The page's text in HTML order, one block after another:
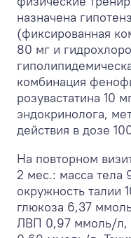
назначена
(фиксированная
80 мг и
комбинация
розувастатина 10
эндокринолога,
действия в дозе
На повторном
2 мес.: масса тела
окружность талии
глюкоза 6,37
ЛВП 0,97 ммоль/